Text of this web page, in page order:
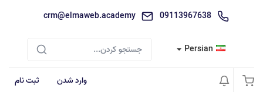
09113967638
crm@elmaweb.academy
Persian
وارد شدن ثبت نام